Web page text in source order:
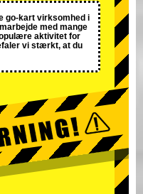
go-kart virksomhed i
med mange
aktivitet for
vi stærkt, at du